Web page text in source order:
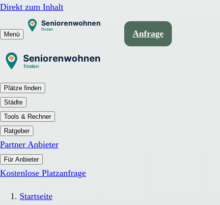
Direkt zum Inhalt
Menü Anfrage
Plätze finden
Städte
Tools & Rechner
Ratgeber
Partner Anbieter
Für Anbieter
Kostenlose Platzanfrage
Startseite